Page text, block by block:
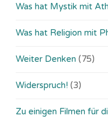
Was hat Mystik mit
Was hat Religion mit
Weiter Denken (75)
Widerspruch! (3)
Zu einigen Filmen für